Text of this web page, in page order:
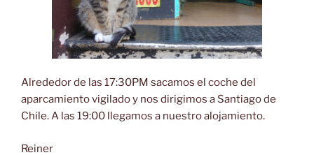
Alrededor de las 17:30PM sacamos el coche del
aparcamiento vigilado y nos dirigimos a Santiago de
Chile. A las 19:00 llegamos a nuestro alojamiento.
Reiner